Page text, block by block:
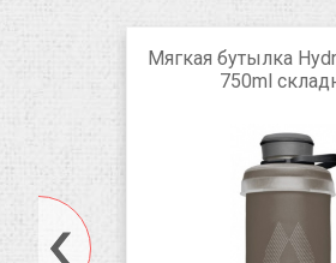
Мягкая бутылка
750ml